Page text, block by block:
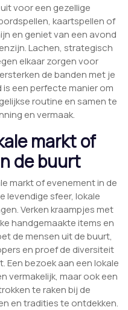
voor een gezellige
kaartspellen of
en geniet van een avond
Lachen, strategisch
elkaar zorgen voor
de banden met je
een perfecte manier om
routine en samen te
en vermaak.
markt of
de buurt
markt of evenement in de
levendige sfeer, lokale
Verken kraampjes met
handgemaakte items en
de mensen uit de buurt,
en proef de diversiteit
Een bezoek aan een lokale
vermakelijk, maar ook een
te raken bij de
en tradities te ontdekken.